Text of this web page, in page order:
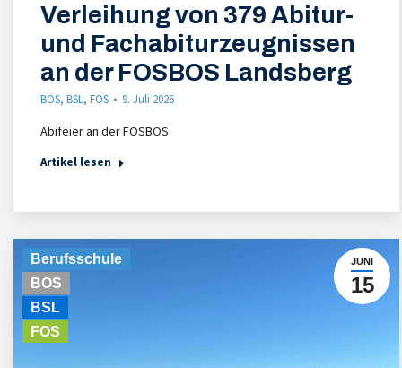
Verleihung von 379 Abitur-
und Fachabiturzeugnissen
an der FOSBOS Landsberg
BOS, BSL, FOS 9. Juli 2026
Abifeier an der FOSBOS
Artikel lesen
JUNI
15
Berufsschule
BOS
BSL
FOS